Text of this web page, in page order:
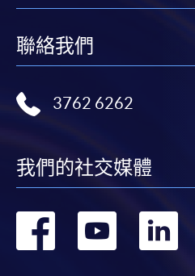
聯絡我們
3762 6262
我們的社交媒體
轉
轉